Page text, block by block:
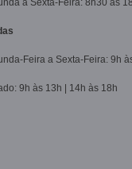
a Sexta-Feira: 8h30 às
Feira a Sexta-Feira: 9h
9h às 13h | 14h às 18h